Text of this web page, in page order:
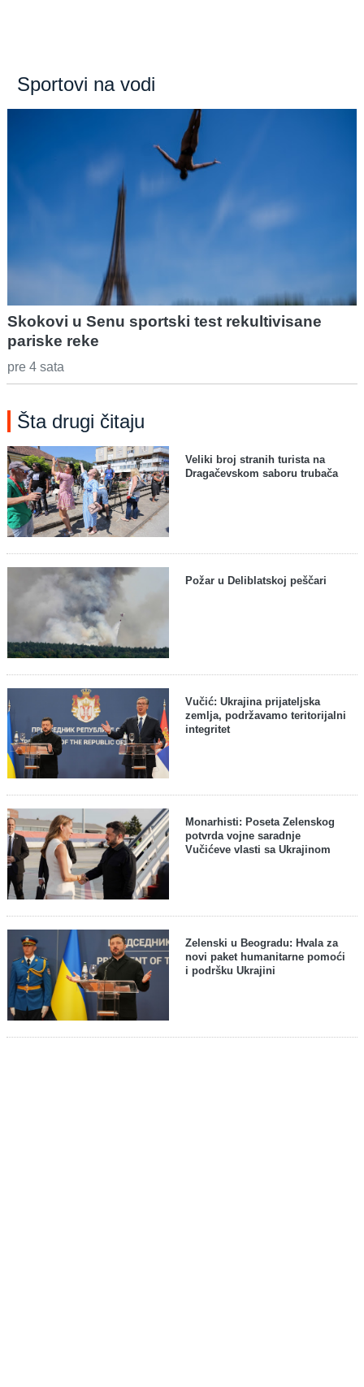
Sportovi na vodi
Skokovi u Senu sportski test rekultivisane
pariske reke
pre 4 sata
Šta drugi čitaju
Veliki broj stranih turista na
Dragačevskom saboru trubača
Požar u Deliblatskoj peščari
Vučić: Ukrajina prijateljska
zemlja, podržavamo teritorijalni
integritet
Monarhisti: Poseta Zelenskog
potvrda vojne saradnje
Vučićeve vlasti sa Ukrajinom
Zelenski u Beogradu: Hvala za
novi paket humanitarne pomoći
i podršku Ukrajini